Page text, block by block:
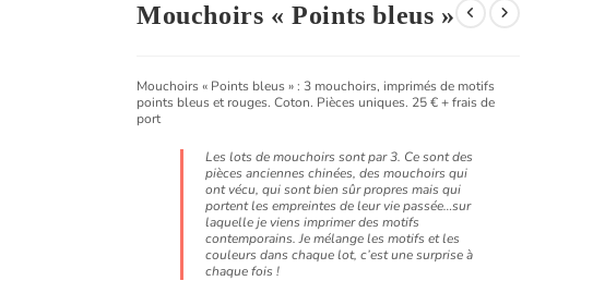
Mouchoirs « Points bleus »
Mouchoirs « Points bleus » : 3 mouchoirs, imprimés de motifs
points bleus et rouges. Coton. Pièces uniques. 25 € + frais de
port
Les lots de mouchoirs sont par 3. Ce sont des
pièces anciennes chinées, des mouchoirs qui
ont vécu, qui sont bien sûr propres mais qui
portent les empreintes de leur vie passée…sur
laquelle je viens imprimer des motifs
contemporains. Je mélange les motifs et les
couleurs dans chaque lot, c’est une surprise à
chaque fois !